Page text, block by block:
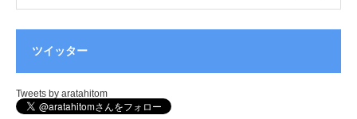
ツイッター
Tweets by aratahitom